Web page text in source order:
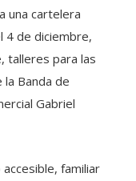
una cartelera
4 de diciembre,
talleres para las
la Banda de
Gabriel
familiar